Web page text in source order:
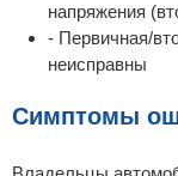
напряжения
- Первичная/
неисправны
Симптомы